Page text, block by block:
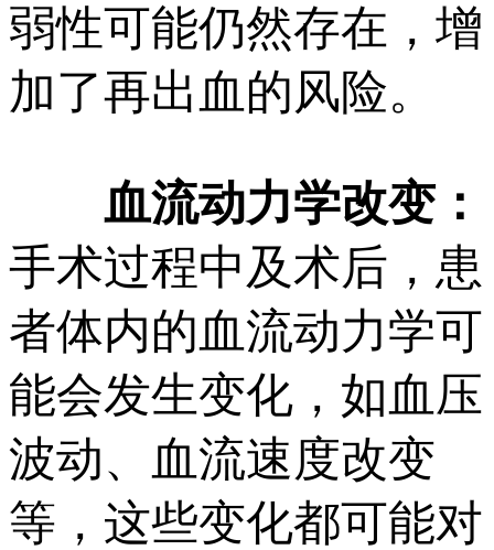
弱性可能仍然存在，增
加了再出血的风险。
血流动力学改变：
手术过程中及术后，患
者体内的血流动力学可
能会发生变化，如血压
波动、血流速度改变
等，这些变化都可能对